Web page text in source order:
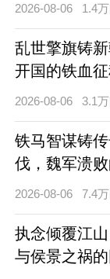
2026-08-06 1.4
乱世擎旗铸
开国的铁血
2026-08-06 3.1
铁马智谋铸
伐，魏军溃
2026-08-06 7.4
执念倾覆江
与侯景之祸